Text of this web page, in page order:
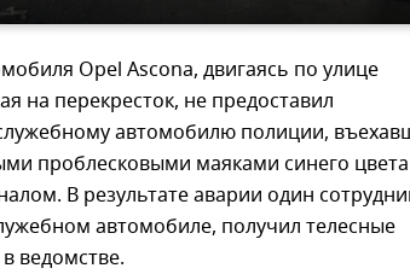
Opel Ascona, двигаясь по улице
на перекресток, не предоставил
автомобилю полиции,
проблесковыми маяками синего цвета
В результате аварии один
автомобиле, получил телесные
ведомстве.